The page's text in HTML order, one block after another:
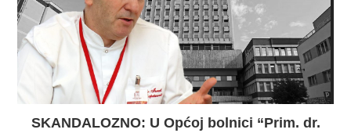
SKANDALOZNO: U Općoj bolnici “Prim. dr.